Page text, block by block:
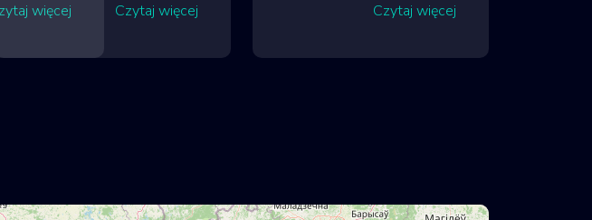
więcej Czytaj więcej Czytaj więcej